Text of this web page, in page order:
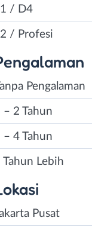
/ D4
/ Profesi
Pengalaman
– 2 Tahun
– 4 Tahun
Tahun Lebih
Pusat